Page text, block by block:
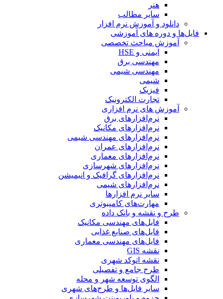
هنر
سایر مطالب
دانلود و آموزش نرم افزار
فایل‌ها و دوره های آموزشی
آموزش مباحث تخصصی
ایمنی و HSE
مهندسی برق
مهندسی شیمی
شیمی
فیزیک
تجارت الکترونیک
آموزش های نرم افزاری
نرم‌افزارهای برق
نرم‌افزارهای مکانیک
نرم‌افزارهای مهندسی شیمی
نرم‌افزارهای عمران
نرم‌افزارهای معماری
نرم‌افزارهای شهرسازی
نرم‌افزارهای گرافیک و انیمیشن
نرم‌افزارهای شیمی
سایر نرم افزارها
مهارت‌های کامپیوتری
طرح و نقشه و بانک داده
فایل‌های مهندسی مکانیک
فایل‌های صنایع غذایی
فایل‌های مهندسی معماری
نقشه GIS
نقشه اتوکد شهری
طرح جامع و تفصیلی
الگوی توسعه شهر و محله
سایر فایل‌ها و طرح‌های شهری